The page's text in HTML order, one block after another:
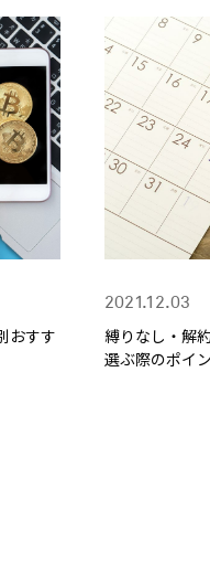
おすす
2021.12.03
縛りなし・解
選ぶ際のポイ